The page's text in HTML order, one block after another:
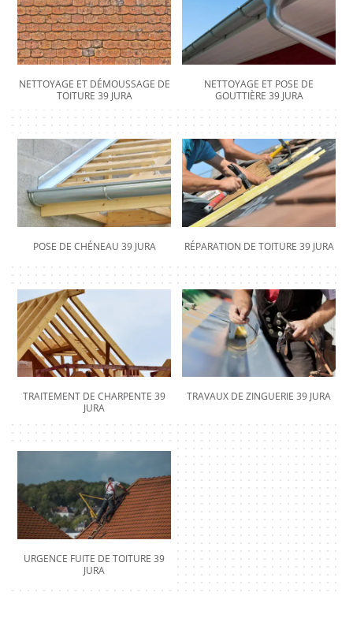
NETTOYAGE ET DÉMOUSSAGE DE
TOITURE 39 JURA
NETTOYAGE ET POSE DE
GOUTTIÈRE 39 JURA
POSE DE CHÉNEAU 39 JURA RÉPARATION DE TOITURE 39 JURA
TRAITEMENT DE CHARPENTE 39
JURA
TRAVAUX DE ZINGUERIE 39 JURA
URGENCE FUITE DE TOITURE 39
JURA